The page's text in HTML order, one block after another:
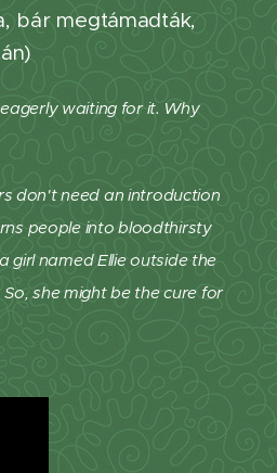
bár megtámadták,
waiting for it. Why
don't need an introduction
people into bloodthirsty
girl named Ellie outside the
she might be the cure for